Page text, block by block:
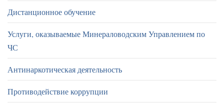
Дистанционное обучение
Услуги, оказываемые Минераловодским Управлением по
ЧС
Антинаркотическая деятельность
Противодействие коррупции